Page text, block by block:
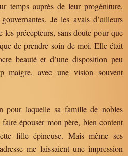
temps auprès de leur progéniture,
Je les avais d’ailleurs
les précepteurs, sans doute pour que
de prendre soin de moi. Elle était
beauté et d’une disposition peu
maigre, avec une vision souvent
pour laquelle sa famille de nobles
épouser mon père, bien content
fille épineuse. Mais même ses
me laissaient une impression